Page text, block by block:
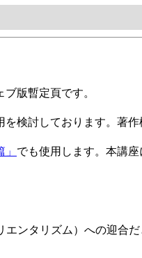
ブ版暫定頁です。
検討しております。著
でも使用します。本講
ンタリズム）への迎合だ